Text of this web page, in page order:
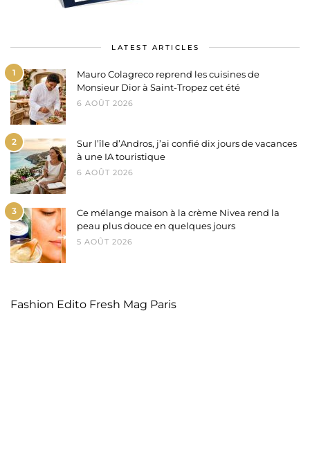
LATEST ARTICLES
1
Mauro Colagreco reprend les cuisines de
Monsieur Dior à Saint-Tropez cet été
6 AOÛT 2026
2
Sur l’île d’Andros, j’ai confié dix jours de vacances
à une IA touristique
6 AOÛT 2026
3
Ce mélange maison à la crème Nivea rend la
peau plus douce en quelques jours
5 AOÛT 2026
Fashion Edito Fresh Mag Paris